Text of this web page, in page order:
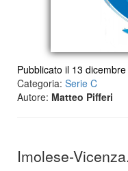
Pubblicato il 13
Categoria: Serie C
Autore: Matteo Pifferi
Imolese-